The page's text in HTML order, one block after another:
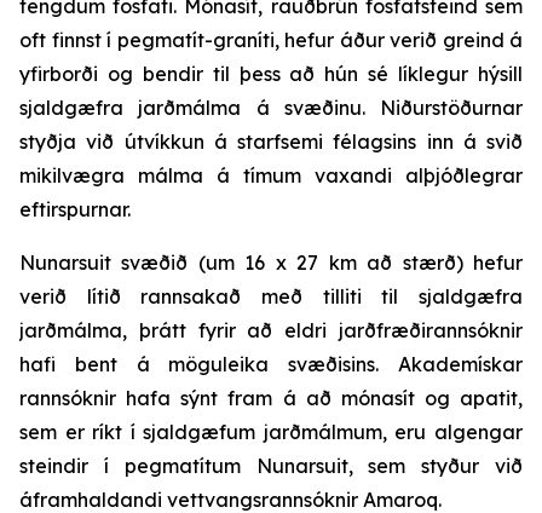
tengdum fosfati. Mónasít, rauðbrún fosfatsteind sem
oft finnst í pegmatít-graníti, hefur áður verið greind á
yfirborði og bendir til þess að hún sé líklegur hýsill
sjaldgæfra jarðmálma á svæðinu. Niðurstöðurnar
styðja við útvíkkun á starfsemi félagsins inn á svið
mikilvægra málma á tímum vaxandi alþjóðlegrar
eftirspurnar.
Nunarsuit svæðið (um 16 x 27 km að stærð) hefur
verið lítið rannsakað með tilliti til sjaldgæfra
jarðmálma, þrátt fyrir að eldri jarðfræðirannsóknir
hafi bent á möguleika svæðisins. Akademískar
rannsóknir hafa sýnt fram á að mónasít og apatit,
sem er ríkt í sjaldgæfum jarðmálmum, eru algengar
steindir í pegmatítum Nunarsuit, sem styður við
áframhaldandi vettvangsrannsóknir Amaroq.